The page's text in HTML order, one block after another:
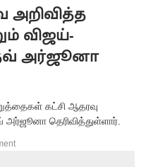
அறிவித்த
விஜய்-
அர்ஜூனா
கட்சி ஆதரவு
தெரிவித்துள்ளார்.